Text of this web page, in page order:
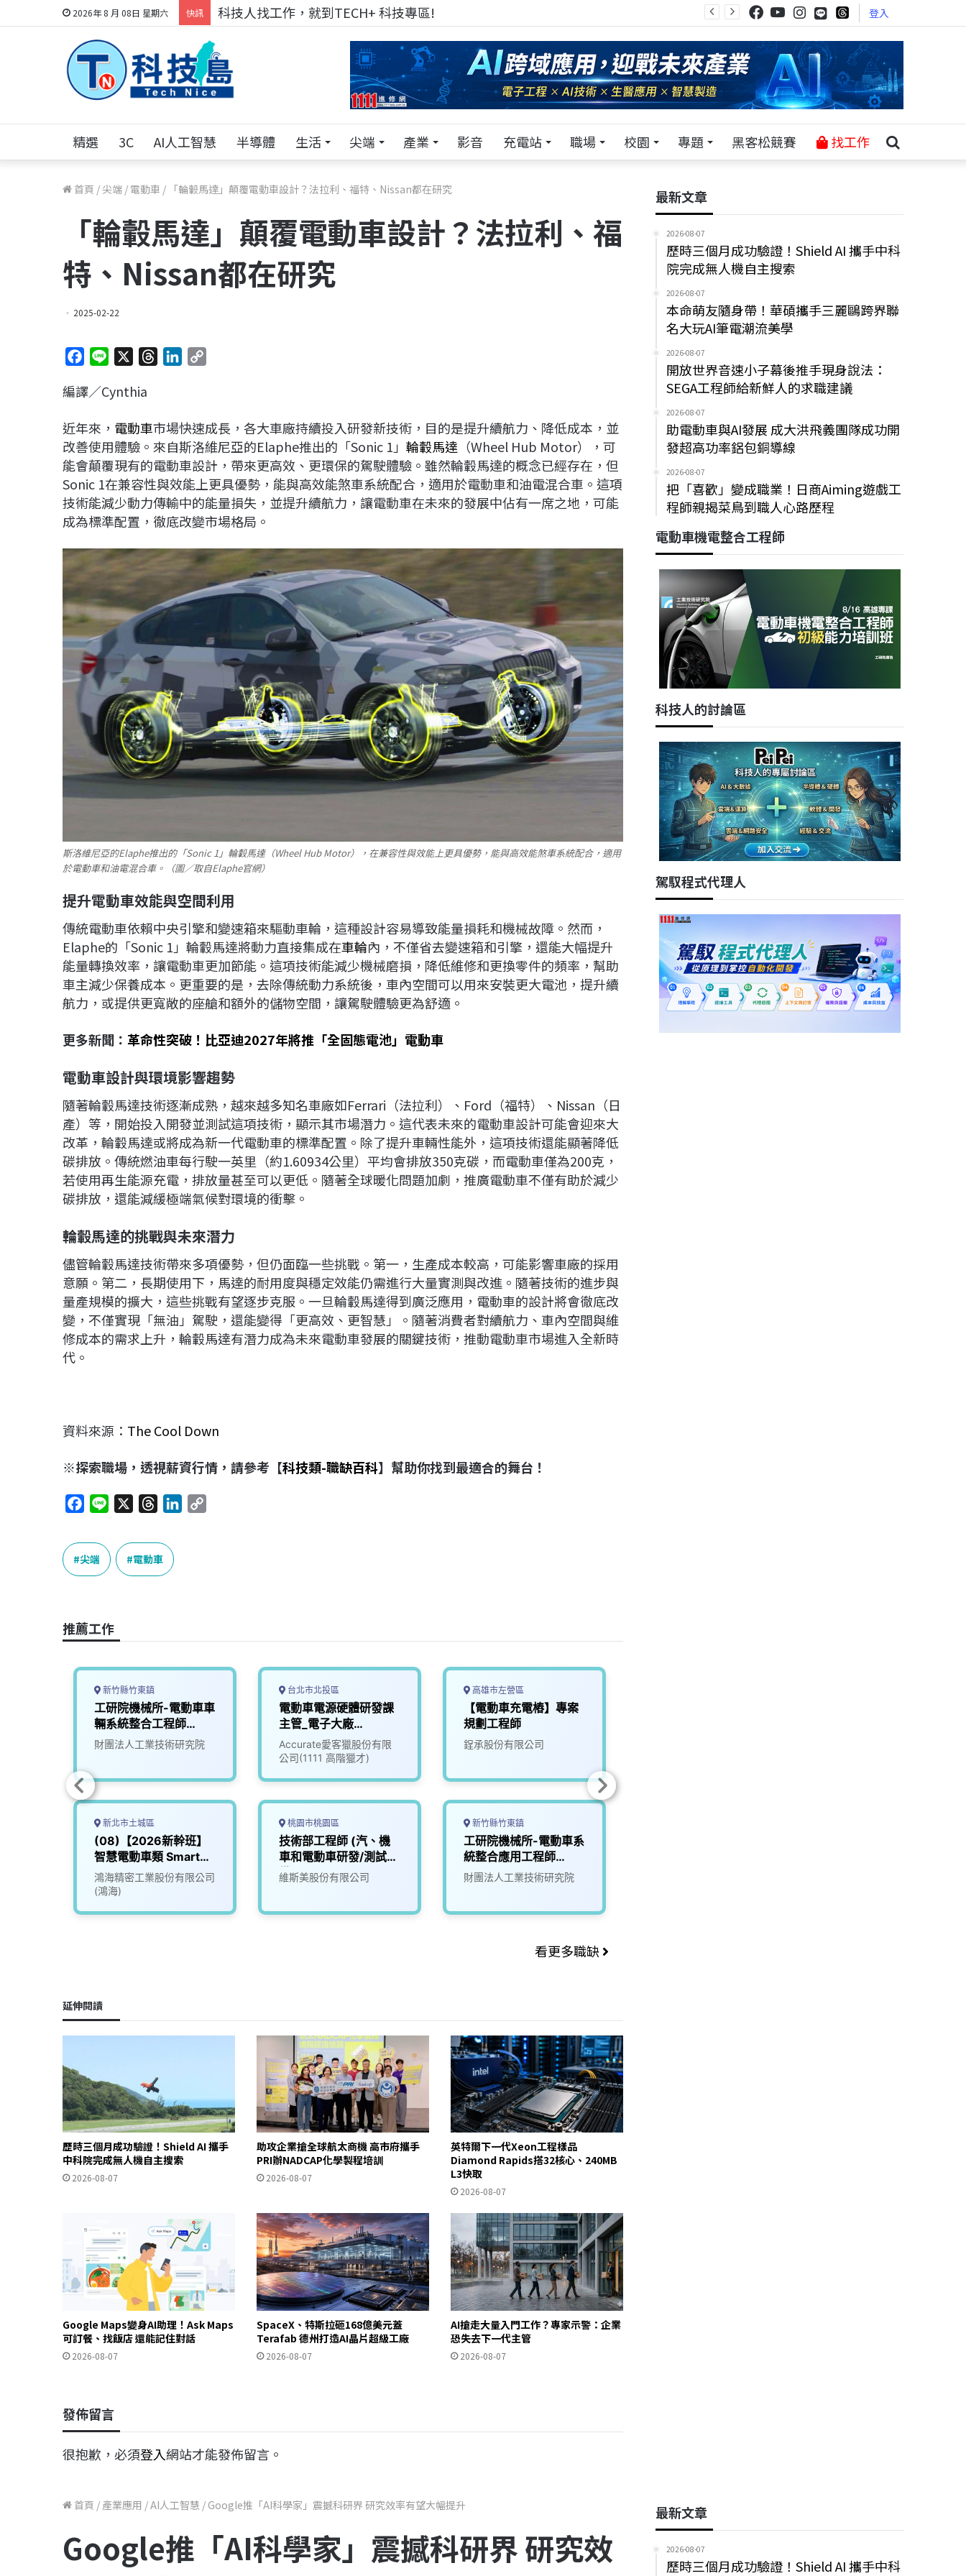
2026年 8 月 08日 星期六 快訊 科技人找工作，就到TECH+ 科技專區! 登入
精選 3C AI人工智慧 半導體 生活 尖端 產業 影音 充電站 職場 校園 專題 黑客松競賽 找工作
首頁 /尖端 / 電動車 / 「輪轂馬達」顛覆電動車設計？法拉利、福特、Nissan都在研究
「輪轂馬達」顛覆電動車設計？法拉利、福
特、Nissan都在研究
2025-02-22
c
b
o
o
k
n
a
d
s
e
d
I
n
L
i
n
k
編譯／Cynthia
近年來， 電動車市場快速成長，各大車廠持續投入研發新技術，目的是提升續航力、降低成本，並
改善使用體驗。來自斯洛維尼亞的Elaphe推出的「Sonic 1」 輪轂馬達 （Wheel Hub Motor），可
能會顛覆現有的電動車設計，帶來更高效、更環保的駕駛體驗。雖然輪轂馬達的概念已經存在，但
Sonic 1在兼容性與效能上更具優勢，能與高效能煞車系統配合，適用於電動車和油電混合車。這項
技術能減少動力傳輸中的能量損失，並提升續航力，讓電動車在未來的發展中佔有一席之地，可能
成為標準配置，徹底改變市場格局。
斯洛維尼亞的Elaphe推出的「Sonic 1」輪轂馬達（Wheel Hub Motor），在兼容性與效能上更具優勢，能與高效能煞車系統配合，適用
於電動車和油電混合車。（圖／取自Elaphe官網）
提升電動車效能與空間利用
傳統電動車依賴中央引擎和變速箱來驅動車輪，這種設計容易導致能量損耗和機械故障。然而，
Elaphe的「Sonic 1」輪轂馬達將動力直接集成在車輪內，不僅省去變速箱和引擎，還能大幅提升
能量轉換效率，讓電動車更加節能。這項技術能減少機械磨損，降低維修和更換零件的頻率，幫助
車主減少保養成本。更重要的是，去除傳統動力系統後，車內空間可以用來安裝更大電池，提升續
航力，或提供更寬敞的座艙和額外的儲物空間，讓駕駛體驗更為舒適。
更多新聞： 革命性突破！比亞迪2027年將推「全固態電池」電動車
電動車設計與環境影響趨勢
隨著輪轂馬達技術逐漸成熟，越來越多知名車廠如Ferrari（法拉利）、Ford（福特）、Nissan（日
產）等，開始投入開發並測試這項技術，顯示其市場潛力。這代表未來的電動車設計可能會迎來大
改革，輪轂馬達或將成為新一代電動車的標準配置。除了提升車輛性能外，這項技術還能顯著降低
碳排放。傳統燃油車每行駛一英里（約1.60934公里）平均會排放350克碳，而電動車僅為200克，
若使用再生能源充電，排放量甚至可以更低。隨著全球暖化問題加劇，推廣電動車不僅有助於減少
碳排放，還能減緩極端氣候對環境的衝擊。
輪轂馬達的挑戰與未來潛力
儘管輪轂馬達技術帶來多項優勢，但仍面臨一些挑戰。第一，生產成本較高，可能影響車廠的採用
意願。第二，長期使用下，馬達的耐用度與穩定效能仍需進行大量實測與改進。隨著技術的進步與
量產規模的擴大，這些挑戰有望逐步克服。一旦輪轂馬達得到廣泛應用，電動車的設計將會徹底改
變，不僅實現「無油」駕駛，還能變得「更高效、更智慧」。隨著消費者對續航力、車內空間與維
修成本的需求上升，輪轂馬達有潛力成為未來電動車發展的關鍵技術，推動電動車市場進入全新時
代。
資料來源： The Cool Down
※探索職場，透視薪資行情，請參考【科技類-職缺百科】幫助你找到最適合的舞台！
c
e
b
k
e
r
e
a
尖端 電動車
推薦工作
新竹縣竹東鎮
工研院機械所-電動車車
輛系統整合工程師
(D400)
財團法人工業技術研究院
新北市土城區
(08)【2026新幹班】
智慧電動車類 Smart
EV
鴻海精密工業股份有限公司
(鴻海)
台北市北投區
電動車電源硬體研發課
主管_電子大廠
(3010017)
Accurate愛客獵股份有限
公司(1111 高階獵才)
桃園市桃園區
技術部工程師 (汽、機
車和電動車研發/測試設
備)
維斯美股份有限公司
高雄市左營區
【電動車充電樁】專案
規劃工程師
鋥承股份有限公司
新竹縣竹東鎮
工研院機械所-電動車系
統整合應用工程師
(D400)
財團法人工業技術研究院
看更多職缺
延伸閱讀
歷時三個月成功驗證！Shield AI 攜手
中科院完成無人機自主搜索
2026-08-07
助攻企業搶全球航太商機 高市府攜手
PRI辦NADCAP化學製程培訓
2026-08-07
英特爾下一代Xeon工程樣品
Diamond Rapids搭32核心、240MB
L3快取
2026-08-07
Google Maps變身AI助理！Ask Maps
可訂餐、找飯店 還能記住對話
2026-08-07
SpaceX、特斯拉砸168億美元蓋
Terafab 德州打造AI晶片超級工廠
2026-08-07
AI搶走大量入門工作？專家示警：企業
恐失去下一代主管
2026-08-07
發佈留言
很抱歉，必須登入網站才能發佈留言。
最新文章
2026-08-07
歷時三個月成功驗證！Shield AI 攜手中科
院完成無人機自主搜索
2026-08-07
本命萌友隨身帶！華碩攜手三麗鷗跨界聯
名大玩AI筆電潮流美學
2026-08-07
開放世界音速小子幕後推手現身說法：
SEGA工程師給新鮮人的求職建議
2026-08-07
助電動車與AI發展 成大洪飛義團隊成功開
發超高功率鋁包銅導線
2026-08-07
把「喜歡」變成職業！日商Aiming遊戲工
程師親揭菜鳥到職人心路歷程
電動車機電整合工程師
科技人的討論區
駕馭程式代理人